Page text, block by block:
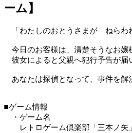
ーム】
「わたしのおとうさまが ねらわ
今日のお客様は、清楚そうなお嬢
彼女によると父親へ犯行予告が届
あなたは探偵となって、事件を解
■ゲーム情報
・ゲーム名
レトロゲーム倶楽部「三本ノ矢」